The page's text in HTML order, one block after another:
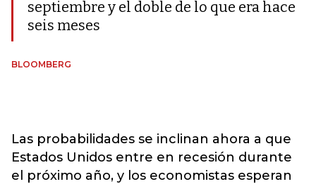
septiembre y el doble de lo que era hace
seis meses
BLOOMBERG
Las probabilidades se inclinan ahora a que
Estados Unidos entre en recesión durante
el próximo año, y los economistas esperan